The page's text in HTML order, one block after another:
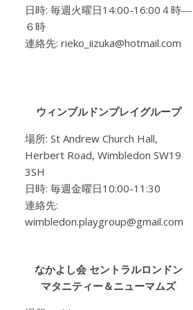
日時: 毎週火曜日14:00-16:00４時―
６時
連絡先: rieko_iizuka@hotmail.com
ウィンブルドンプレイグループ
場所: St Andrew Church Hall,
Herbert Road, Wimbledon SW19
3SH
日時: 毎週金曜日10:00-11:30
連絡先:
wimbledon.playgroup@gmail.com
なかよし会 セントラルロンドン
マタニティー＆ニューマムズ